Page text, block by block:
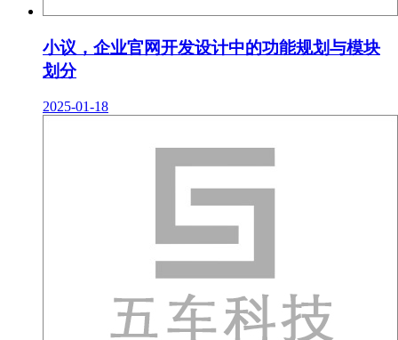
小议，企业官网开发设计中的功能规划与模块
划分
2025-01-18